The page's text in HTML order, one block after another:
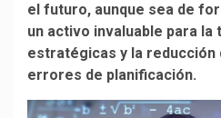
el futuro, aunque sea de
un activo invaluable para la
estratégicas y la
errores de planificación.